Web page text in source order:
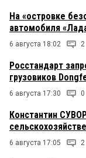
На «островке
автомобиля
6 августа 18:02 2
Росстандарт
грузовиков
6 августа 17:30 0
Константин
6 августа 17:05 2